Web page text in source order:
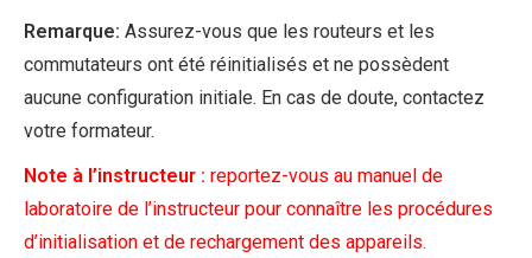
Remarque: Assurez-vous que les routeurs et les
commutateurs ont été réinitialisés et ne possèdent
aucune configuration initiale. En cas de doute, contactez
votre formateur.
Note à l’instructeur : reportez-vous au manuel de
laboratoire de l’instructeur pour connaître les procédures
d’initialisation et de rechargement des appareils.